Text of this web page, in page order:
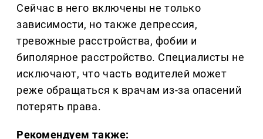
Сейчас в него включены не только
зависимости, но также депрессия,
тревожные расстройства, фобии и
биполярное расстройство. Специалисты не
исключают, что часть водителей может
реже обращаться к врачам из-за опасений
потерять права.
Рекомендуем также: